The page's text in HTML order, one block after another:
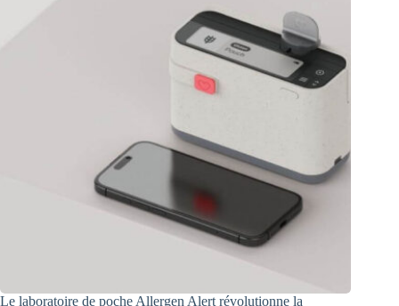
Le laboratoire de poche Allergen Alert révolutionne la